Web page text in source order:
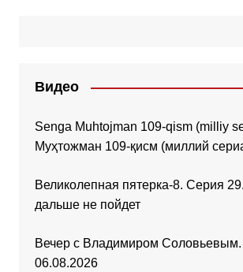
Видео
Senga Muhtojman 109-qism (milliy
Муҳтожман 109-қисм (миллий
Великолепная пятерка-8. Серия
дальше не пойдет
Вечер с Владимиром Соловьевым.
06.08.2026